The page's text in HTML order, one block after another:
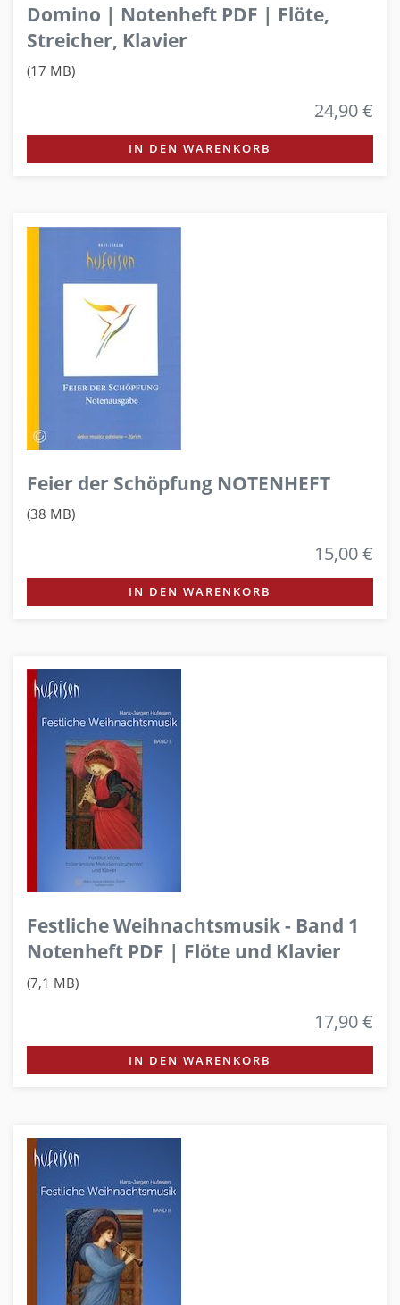
Domino | Notenheft PDF | Flöte,
Streicher, Klavier
(17 MB)
24,90 €
IN DEN WARENKORB
Feier der Schöpfung NOTENHEFT
(38 MB)
15,00 €
IN DEN WARENKORB
Festliche Weihnachtsmusik - Band 1
Notenheft PDF | Flöte und Klavier
(7,1 MB)
17,90 €
IN DEN WARENKORB